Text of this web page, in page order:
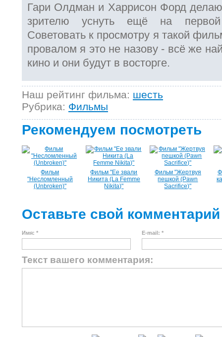
Гари Олдман и Харрисон Форд
зрителю уснуть ещё на
Советовать к просмотру я такой
провалом я это не назову - всё же
кино и они будут в восторге.
Наш рейтинг фильма: шесть
Рубрика: Фильмы
Рекомендуем посмотреть
Фильм
"Несломленный
(Unbroken)"
Фильм "Ее звали
Никита (La Femme
Nikita)"
Фильм "Жертвуя
пешкой (Pawn
Sacrifice)"
Оставьте свой комментарий
Имя: * E-mail: *
Текст вашего комментария: